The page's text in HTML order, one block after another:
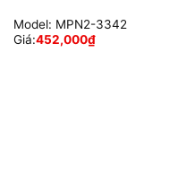
Model: MPN2-3342
Giá:452,000₫